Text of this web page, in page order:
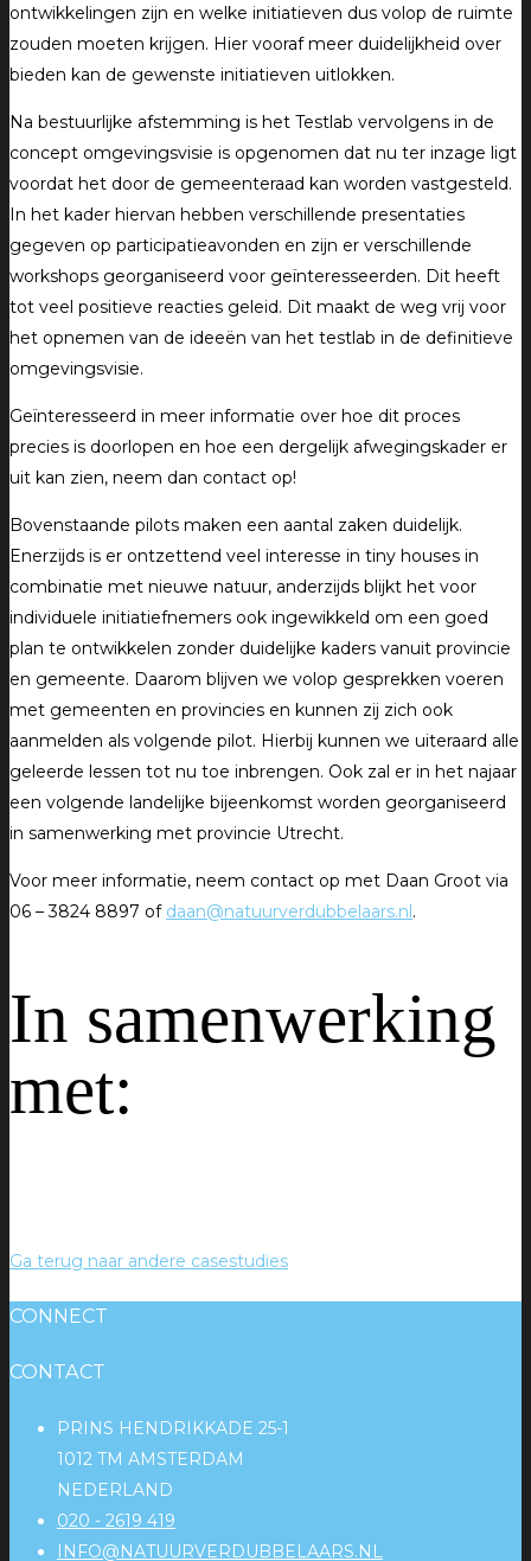
ontwikkelingen zijn en welke initiatieven dus volop de ruimte
zouden moeten krijgen. Hier vooraf meer duidelijkheid over
bieden kan de gewenste initiatieven uitlokken.
Na bestuurlijke afstemming is het Testlab vervolgens in de
concept omgevingsvisie is opgenomen dat nu ter inzage ligt
voordat het door de gemeenteraad kan worden vastgesteld.
In het kader hiervan hebben verschillende presentaties
gegeven op participatieavonden en zijn er verschillende
workshops georganiseerd voor geïnteresseerden. Dit heeft
tot veel positieve reacties geleid. Dit maakt de weg vrij voor
het opnemen van de ideeën van het testlab in de definitieve
omgevingsvisie.
Geïnteresseerd in meer informatie over hoe dit proces
precies is doorlopen en hoe een dergelijk afwegingskader er
uit kan zien, neem dan contact op!
Bovenstaande pilots maken een aantal zaken duidelijk.
Enerzijds is er ontzettend veel interesse in tiny houses in
combinatie met nieuwe natuur, anderzijds blijkt het voor
individuele initiatiefnemers ook ingewikkeld om een goed
plan te ontwikkelen zonder duidelijke kaders vanuit provincie
en gemeente. Daarom blijven we volop gesprekken voeren
met gemeenten en provincies en kunnen zij zich ook
aanmelden als volgende pilot. Hierbij kunnen we uiteraard alle
geleerde lessen tot nu toe inbrengen. Ook zal er in het najaar
een volgende landelijke bijeenkomst worden georganiseerd
in samenwerking met provincie Utrecht.
Voor meer informatie, neem contact op met Daan Groot via
06 – 3824 8897 of daan@natuurverdubbelaars.nl.
In samenwerking
met:
Ga terug naar andere casestudies
CONNECT
CONTACT
PRINS HENDRIKKADE 25-1
1012 TM AMSTERDAM
NEDERLAND
020 - 2619 419
INFO@NATUURVERDUBBELAARS.NL